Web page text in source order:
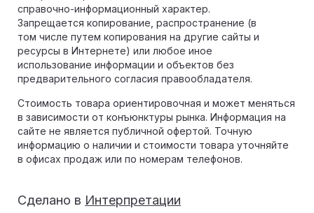
справочно-информационный характер.
Запрещается копирование, распространение (в
том числе путем копирования на другие сайты и
ресурсы в Интернете) или любое иное
использование информации и объектов без
предварительного согласия правообладателя.
Стоимость товара ориентировочная и может меняться
в зависимости от конъюнктуры рынка. Информация на
сайте не является публичной офертой. Точную
информацию о наличии и стоимости товара уточняйте
в офисах продаж или по номерам телефонов.
Сделано в Интерпретации